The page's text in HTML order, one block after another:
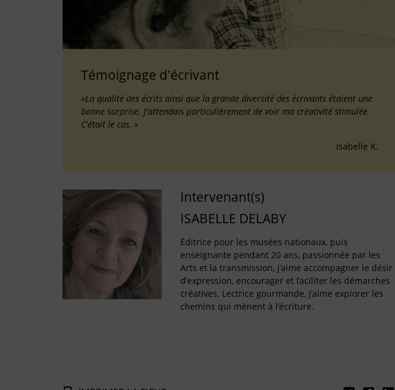
Témoignage d'écrivant
«La qualité des écrits ainsi que la grande diversité des écrivants étaient une
bonne surprise. J'attendais particulièrement de voir ma créativité stimulée.
C'était le cas. »
Isabelle K.
Intervenant(s)
ISABELLE DELABY
Éditrice pour les musées nationaux, puis
enseignante pendant 20 ans, passionnée par les
Arts et la transmission, j’aime accompagner le désir
d’expression, encourager et faciliter les démarches
créatives. Lectrice gourmande, j’aime explorer les
chemins qui mènent à l’écriture.